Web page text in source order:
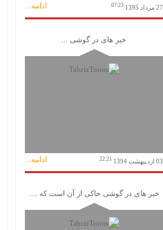
27 مرداد 1395 07:23 ادامه...
خبر های در گوشی ...
03 اردیبهشت 1394 22:21 ادامه...
خبر های در گوشی حاکی از آن است که ....